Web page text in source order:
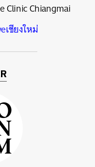
Chiangmai
เชียงใหม่